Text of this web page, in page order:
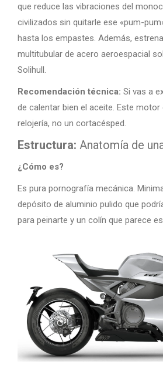
que reduce las vibraciones del
civilizados sin quitarle ese «pum-
hasta los empastes. Además,
multitubular de acero aeroespacial
Solihull.
Recomendación técnica: Si vas a
de calentar bien el aceite. Este motor
relojería, no un cortacésped.
Estructura: Anatomía de
¿Cómo es?
Es pura pornografía mecánica.
depósito de aluminio pulido que
para peinarte y un colín que parece